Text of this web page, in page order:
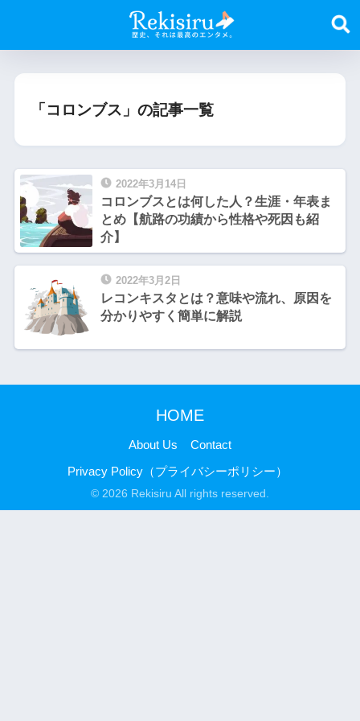
「コロンブス」の記事一覧
2022年3月14日
コロンブスとは何した人？生涯・年表ま
とめ【航路の功績から性格や死因も紹
介】
2022年3月2日
レコンキスタとは？意味や流れ、原因を
分かりやすく簡単に解説
HOME
About Us Contact
Privacy Policy（プライバシーポリシー）
© 2026 Rekisiru All rights reserved.